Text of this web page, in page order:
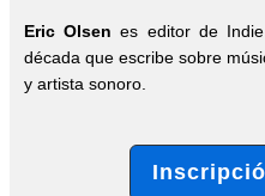
Eric Olsen es editor de
década que escribe sobre
y artista sonoro.